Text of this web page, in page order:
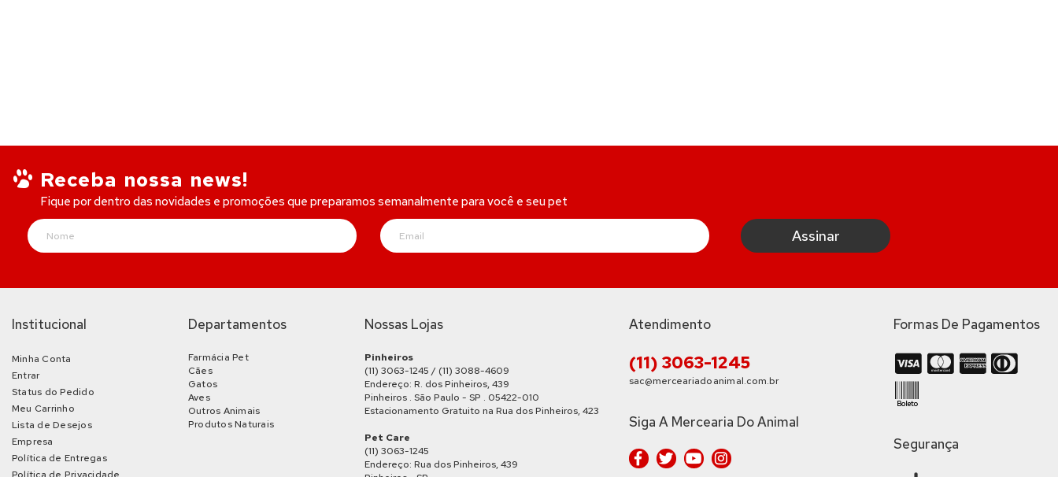
Receba nossa news!
Fique por dentro das novidades e promoções que preparamos semanalmente para você e seu pet
Institucional
Minha Conta
Entrar
Status do Pedido
Meu Carrinho
Lista de Desejos
Empresa
Política de Entregas
Departamentos
Farmácia Pet
Cães
Gatos
Aves
Outros Animais
Produtos Naturais
Nossas Lojas
Pinheiros
(11) 3063-1245 / (11) 3088-4609
Endereço: R. dos Pinheiros, 439
Pinheiros . São Paulo - SP . 05422-010
Estacionamento Gratuito na Rua dos Pinheiros, 423
Pet Care
(11) 3063-1245
Endereço: Rua dos Pinheiros, 439
Atendimento
(11) 3063-1245
sac@merceariadoanimal.com.br
Siga A Mercearia Do Animal
Formas De Pagamentos
Segurança